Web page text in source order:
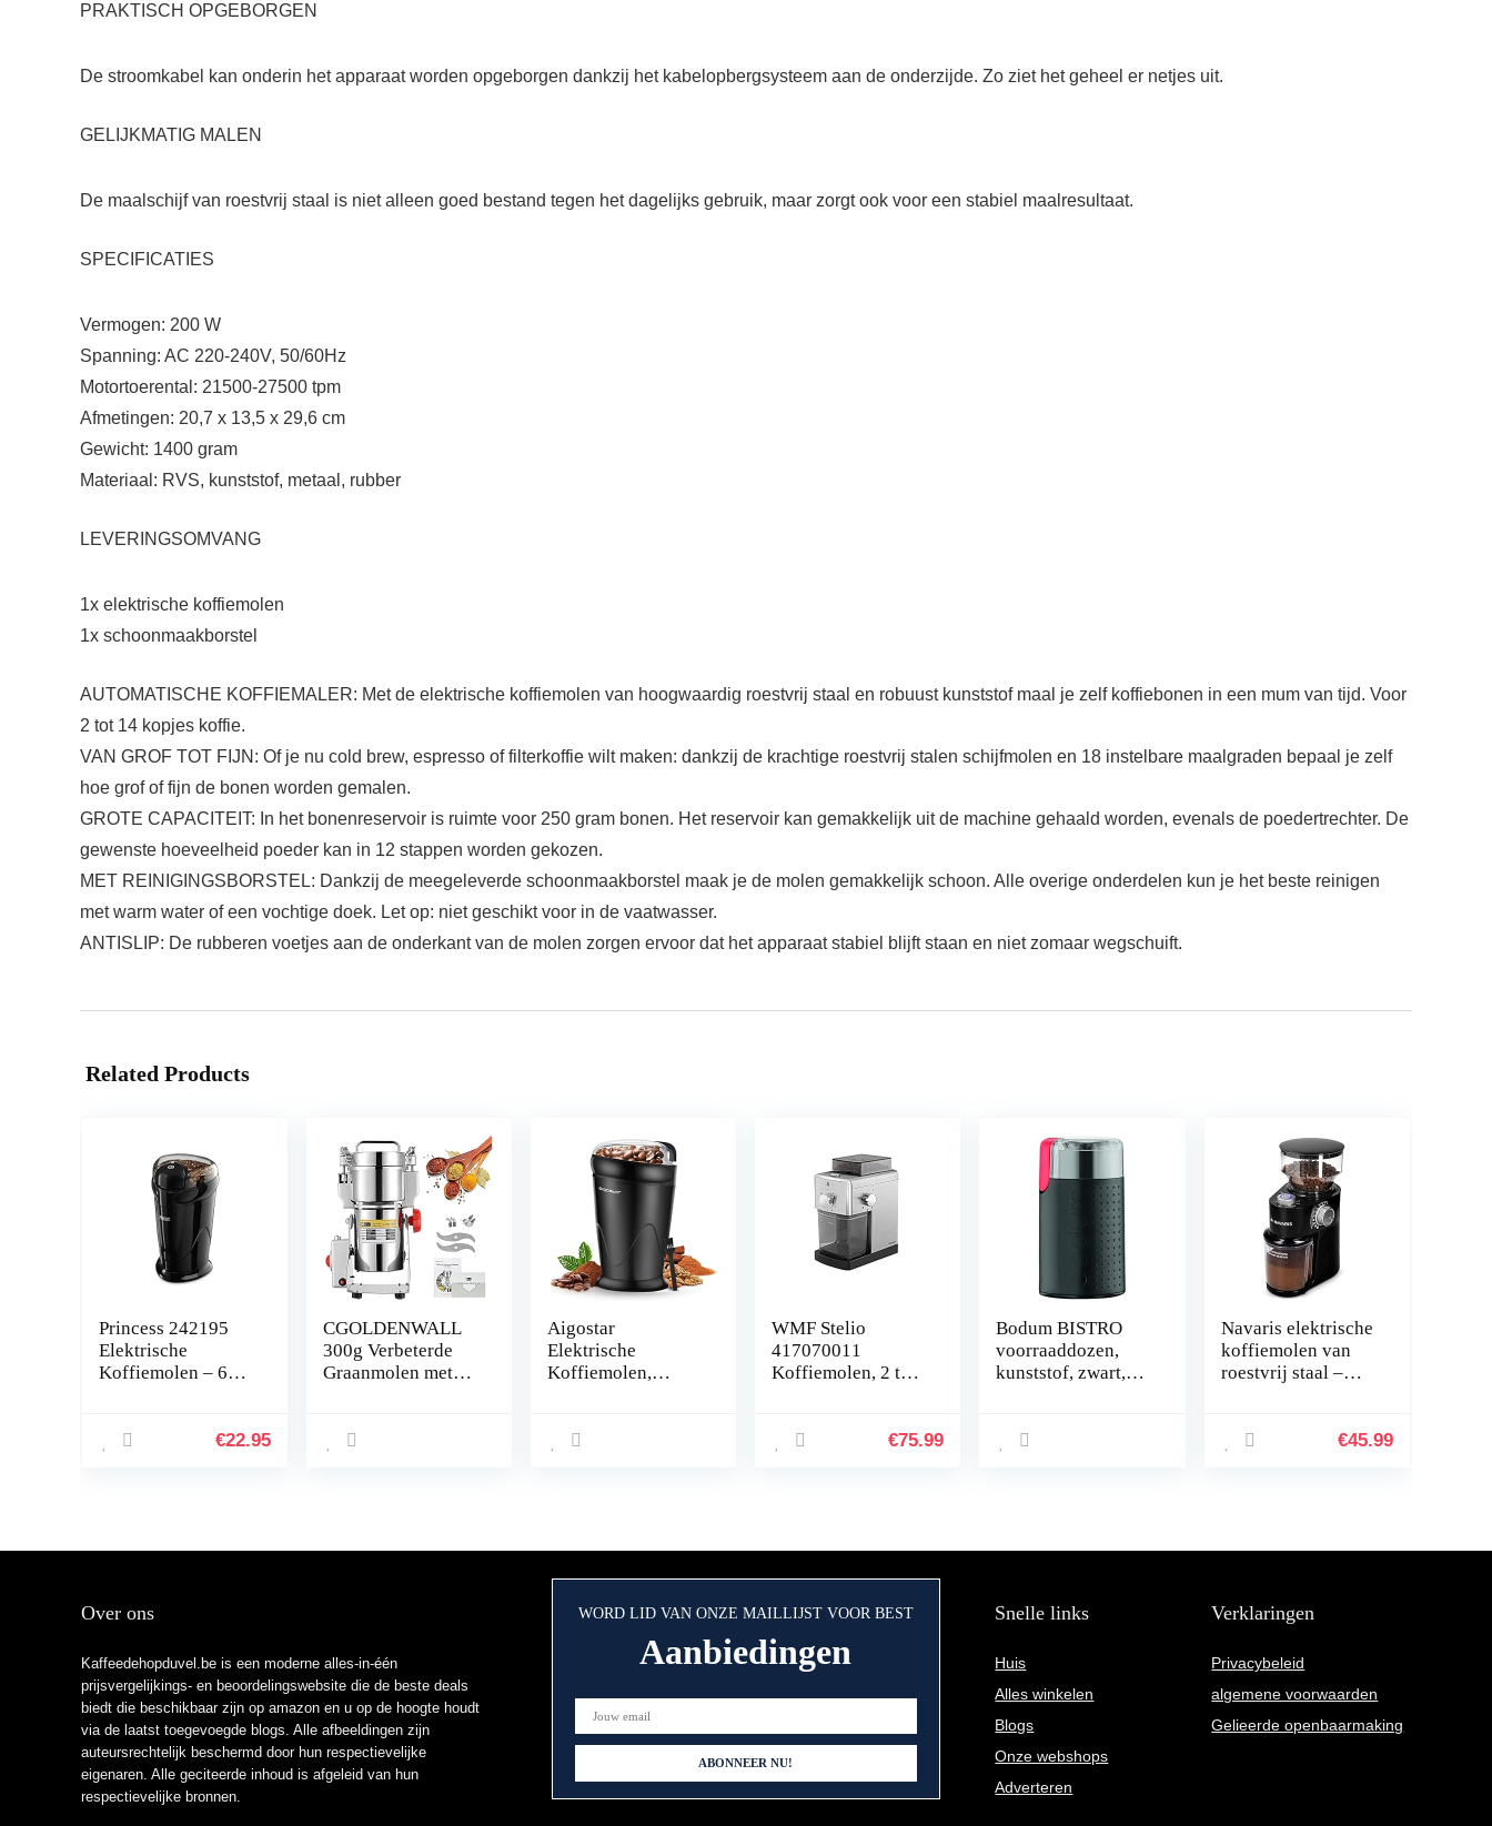
PRAKTISCH OPGEBORGEN
De stroomkabel kan onderin het apparaat worden opgeborgen dankzij het kabelopbergsysteem aan de onderzijde. Zo ziet het geheel er netjes uit.
GELIJKMATIG MALEN
De maalschijf van roestvrij staal is niet alleen goed bestand tegen het dagelijks gebruik, maar zorgt ook voor een stabiel maalresultaat.
SPECIFICATIES
Vermogen: 200 W
Spanning: AC 220-240V, 50/60Hz
Motortoerental: 21500-27500 tpm
Afmetingen: 20,7 x 13,5 x 29,6 cm
Gewicht: 1400 gram
Materiaal: RVS, kunststof, metaal, rubber
LEVERINGSOMVANG
1x elektrische koffiemolen
1x schoonmaakborstel
AUTOMATISCHE KOFFIEMALER: Met de elektrische koffiemolen van hoogwaardig roestvrij staal en robuust kunststof maal je zelf koffiebonen in een mum van tijd. Voor
2 tot 14 kopjes koffie.
VAN GROF TOT FIJN: Of je nu cold brew, espresso of filterkoffie wilt maken: dankzij de krachtige roestvrij stalen schijfmolen en 18 instelbare maalgraden bepaal je zelf
hoe grof of fijn de bonen worden gemalen.
GROTE CAPACITEIT: In het bonenreservoir is ruimte voor 250 gram bonen. Het reservoir kan gemakkelijk uit de machine gehaald worden, evenals de poedertrechter. De
gewenste hoeveelheid poeder kan in 12 stappen worden gekozen.
MET REINIGINGSBORSTEL: Dankzij de meegeleverde schoonmaakborstel maak je de molen gemakkelijk schoon. Alle overige onderdelen kun je het beste reinigen
met warm water of een vochtige doek. Let op: niet geschikt voor in de vaatwasser.
ANTISLIP: De rubberen voetjes aan de onderkant van de molen zorgen ervoor dat het apparaat stabiel blijft staan en niet zomaar wegschuift.
Related Products
Princess 242195
Elektrische
Koffiemolen – 60
€22.95
CGOLDENWALL
300g Verbeterde
Graanmolen met
Veiligheidsontwerp
cerijen/Peper met
Aigostar
Elektrische
Koffiemolen,
Mesjes, Capaciteit
Zwart
WMF Stelio
417070011
Koffiemolen, 2 tot
Van Grof tot Fijn,
Materialen,
€75.99
Bodum BISTRO
voorraaddozen,
kunststof, zwart,
Navaris elektrische
koffiemolen van
roestvrij staal –
molen voor 14
€45.99
Over ons
Kaffeedehopduvel.be is een moderne alles-in-één
prijsvergelijkings- en beoordelingswebsite die de beste deals
biedt die beschikbaar zijn op amazon en u op de hoogte houdt
via de laatst toegevoegde blogs. Alle afbeeldingen zijn
auteursrechtelijk beschermd door hun respectievelijke
eigenaren. Alle geciteerde inhoud is afgeleid van hun
respectievelijke bronnen.
WORD LID VAN ONZE MAILLIJST VOOR BEST
Aanbiedingen
Snelle links
Huis
Alles winkelen
Blogs
Onze webshops
Adverteren
Verklaringen
Privacybeleid
algemene voorwaarden
Gelieerde openbaarmaking